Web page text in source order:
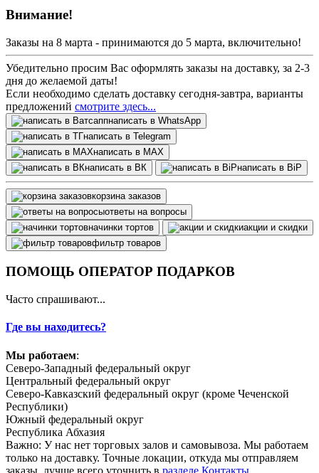
Внимание!
Заказы на 8 марта - принимаются до 5 марта, включительно!
Убедительно просим Вас оформлять заказы на доставку, за 2-3
дня до желаемой даты!
Если необходимо сделать доставку сегодня-завтра, варианты
предложений смотрите здесь...
написать в WhatsApp
написать в Telegram
написать в МАХ
написать в ВК
написать в BiP
корзина заказов
ответы на вопросы
начинки тортов
акции и скидки
фильтр товаров
ПОМОЩЬ ОПЕРАТОР ПОДАРКОВ
Часто спрашивают...
Где вы находитесь?
Мы работаем:
Северо-Западный федеральный округ
Центральный федеральный округ
Северо-Кавказский федеральный округ (кроме Чеченской
Республики)
Южный федеральный округ
Республика Абхазия
Важно: У нас нет торговых залов и самовывоза. Мы работаем
только на доставку. Точные локации, откуда мы отправляем
заказы, лучше всего уточнить в разделе Контакты